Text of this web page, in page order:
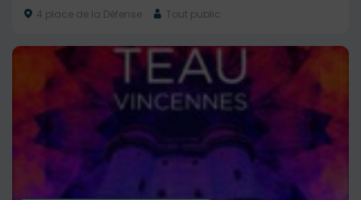
4 place de la Défense Tout public